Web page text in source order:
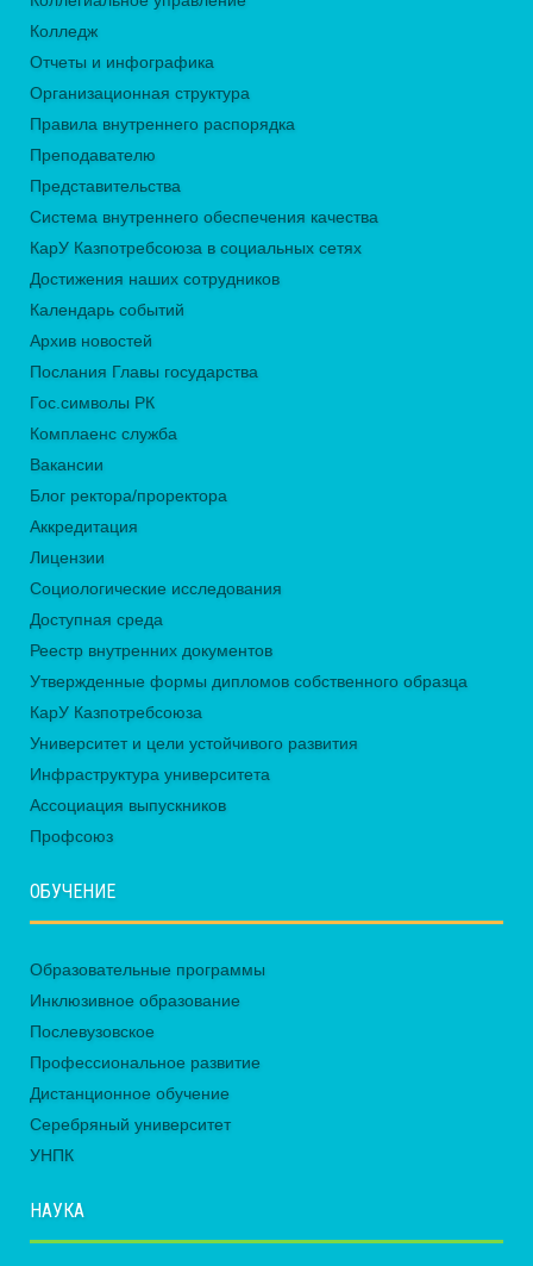
Колледж
Отчеты и инфографика
Организационная структура
Правила внутреннего распорядка
Преподавателю
Представительства
Система внутреннего обеспечения качества
КарУ Казпотребсоюза в социальных сетях
Достижения наших сотрудников
Календарь событий
Архив новостей
Послания Главы государства
Гос.символы РК
Комплаенс служба
Вакансии
Блог ректора/проректора
Аккредитация
Лицензии
Социологические исследования
Доступная среда
Реестр внутренних документов
Утвержденные формы дипломов собственного образца
КарУ Казпотребсоюза
Университет и цели устойчивого развития
Инфраструктура университета
Ассоциация выпускников
Профсоюз
ОБУЧЕНИЕ
Образовательные программы
Инклюзивное образование
Послевузовское
Профессиональное развитие
Дистанционное обучение
Серебряный университет
УНПК
НАУКА